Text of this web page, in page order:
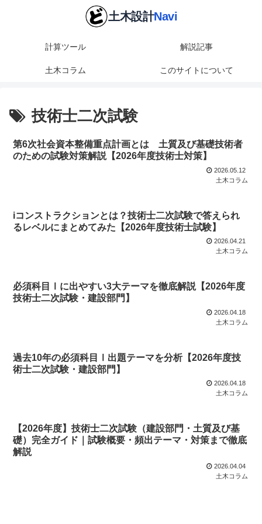
計算ツール 解説記事
土木コラム このサイトについて
技術士二次試験
第6次社会資本整備重点計画とは 土質及び基礎技術者
のための試験対策解説【2026年度技術士対策】
2026.05.12
土木コラム
iコンストラクションとは？技術士二次試験で答えられ
るレベルにまとめてみた【2026年度技術士試験】
2026.04.21
土木コラム
必須科目Ⅰに出やすい3大テーマを徹底解説【2026年度
技術士二次試験・建設部門】
2026.04.18
土木コラム
過去10年の必須科目Ⅰ出題テーマを分析【2026年度技
術士二次試験・建設部門】
2026.04.18
土木コラム
【2026年度】技術士二次試験（建設部門・土質及び基
礎）完全ガイド｜試験概要・頻出テーマ・対策まで徹底
解説
2026.04.04
土木コラム